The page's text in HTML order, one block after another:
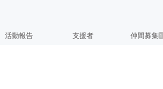
活動報告 支援者 仲間募集 1